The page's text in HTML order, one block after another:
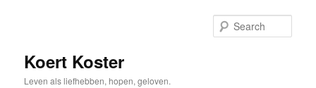
Koert Koster
Leven als liefhebben, hopen, geloven.